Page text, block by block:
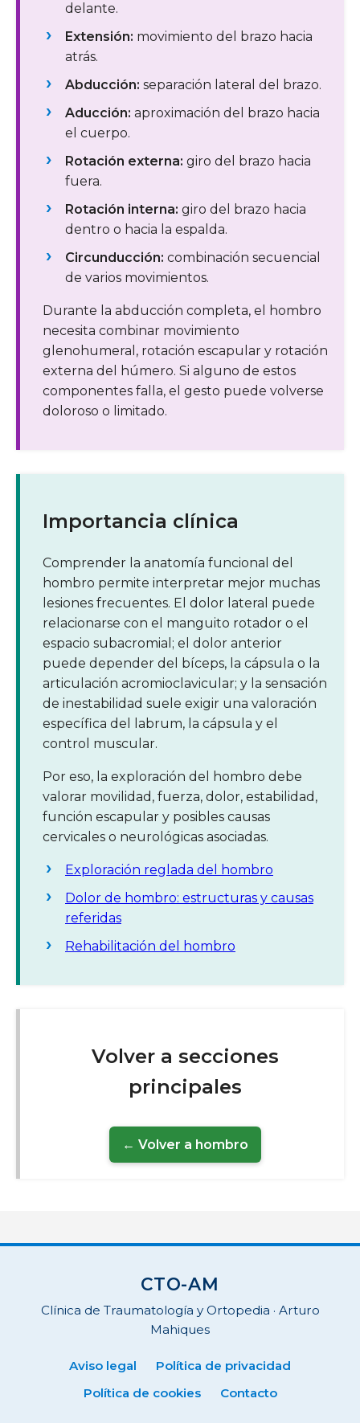
delante.
Extensión: movimiento del brazo hacia
atrás.
Abducción: separación lateral del brazo.
Aducción: aproximación del brazo hacia
el cuerpo.
Rotación externa: giro del brazo hacia
fuera.
Rotación interna: giro del brazo hacia
dentro o hacia la espalda.
Circunducción: combinación secuencial
de varios movimientos.
Durante la abducción completa, el hombro
necesita combinar movimiento
glenohumeral, rotación escapular y rotación
externa del húmero. Si alguno de estos
componentes falla, el gesto puede volverse
doloroso o limitado.
Importancia clínica
Comprender la anatomía funcional del
hombro permite interpretar mejor muchas
lesiones frecuentes. El dolor lateral puede
relacionarse con el manguito rotador o el
espacio subacromial; el dolor anterior
puede depender del bíceps, la cápsula o la
articulación acromioclavicular; y la sensación
de inestabilidad suele exigir una valoración
específica del labrum, la cápsula y el
control muscular.
Por eso, la exploración del hombro debe
valorar movilidad, fuerza, dolor, estabilidad,
función escapular y posibles causas
cervicales o neurológicas asociadas.
Exploración reglada del hombro
Dolor de hombro: estructuras y causas
referidas
Rehabilitación del hombro
Volver a secciones
principales
← Volver a hombro
CTO-AM
Clínica de Traumatología y Ortopedia · Arturo
Mahiques
Aviso legal
Política de privacidad
Política de cookies
Contacto